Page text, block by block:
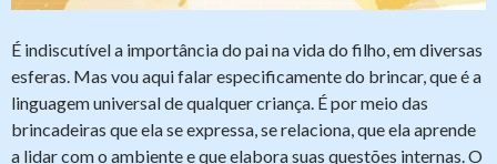
É indiscutível a importância do pai na vida do filho, em diversas
esferas. Mas vou aqui falar especificamente do brincar, que é a
linguagem universal de qualquer criança. É por meio das
brincadeiras que ela se expressa, se relaciona, que ela aprende
a lidar com o ambiente e que elabora suas questões internas. O